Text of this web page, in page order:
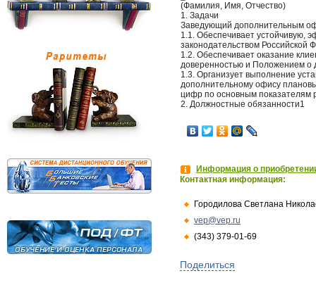
(Фамилия, Имя, Отчество)
1. Задачи
Заведующий дополнительным
1.1. Обеспечивает устойчивую,
законодательством
1.2. Обеспечивает оказание
доверенностью и Положением о
1.3. Организует выполнение
дополнительному офису
цифр по основным показателям
2. Должностные обязанности1
Информация о
Контактная информация:
Городилова Светлана
vep@vep.ru
(343) 379-01-69
Поделиться